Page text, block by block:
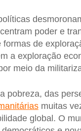
poder e
de
a exploração
meio da
pobreza, das
muitas
global. O